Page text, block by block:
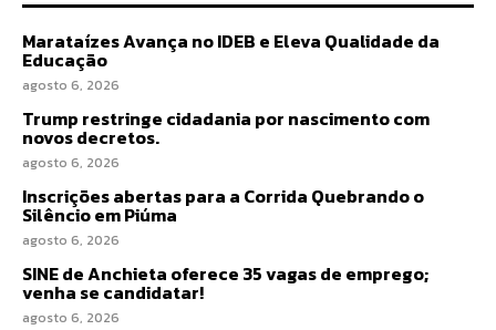
Marataízes Avança no IDEB e Eleva Qualidade da
Educação
agosto 6, 2026
Trump restringe cidadania por nascimento com
novos decretos.
agosto 6, 2026
Inscrições abertas para a Corrida Quebrando o
Silêncio em Piúma
agosto 6, 2026
SINE de Anchieta oferece 35 vagas de emprego;
venha se candidatar!
agosto 6, 2026